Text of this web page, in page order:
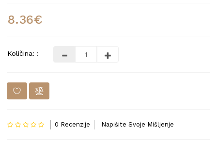
8.36€
Količina: :
0 Recenzije Napišite Svoje Mišljenje